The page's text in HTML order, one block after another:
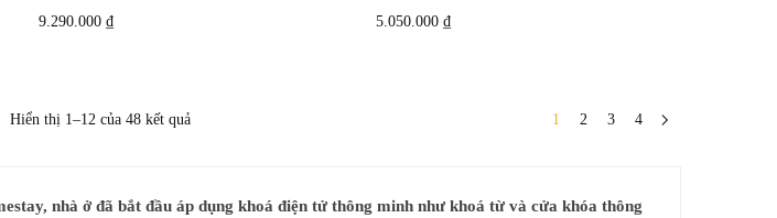
9.290.000 ₫ 5.050.000₫
Hiển thị 1–12 của 48 kết quả 1 2 3 4
nhà ở đã bắt đầu áp dụng khoá điện tử thông minh như khoá từ và cửa khóa thông